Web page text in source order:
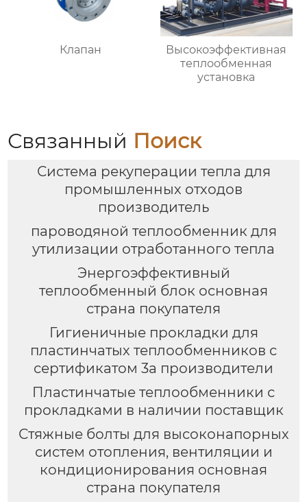
Клапан
Высокоэффективная
теплообменная
установка
Связанный Поиск
Система рекуперации тепла для
промышленных отходов
производитель
пароводяной теплообменник для
утилизации отработанного тепла
Энергоэффективный
теплообменный блок основная
страна покупателя
Гигиеничные прокладки для
пластинчатых теплообменников с
сертификатом 3a производители
Пластинчатые теплообменники с
прокладками в наличии поставщик
Стяжные болты для высоконапорных
систем отопления, вентиляции и
кондиционирования основная
страна покупателя